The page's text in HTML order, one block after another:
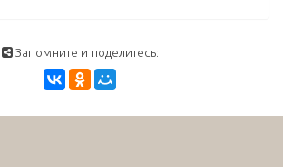
Запомните и поделитесь: